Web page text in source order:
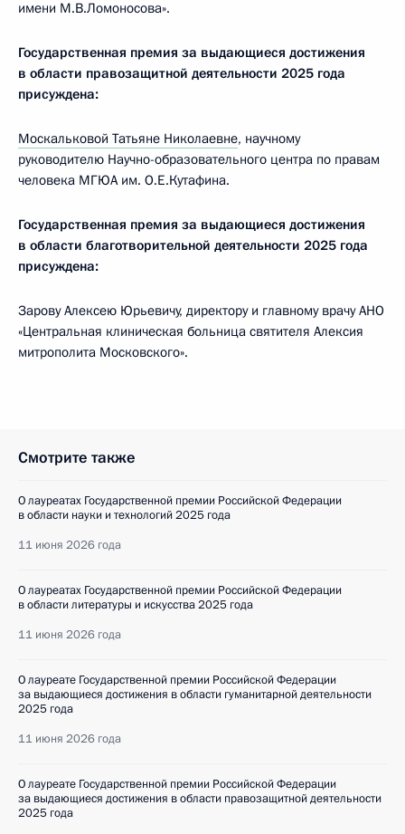
имени М.В.Ломоносова».
Государственная премия за выдающиеся достижения
в области правозащитной деятельности 2025 года
присуждена:
Москальковой Татьяне Николаевне, научному
руководителю Научно-образовательного центра по правам
человека МГЮА им. О.Е.Кутафина.
Государственная премия за выдающиеся достижения
в области благотворительной деятельности 2025 года
присуждена:
Зарову Алексею Юрьевичу, директору и главному врачу АНО
«Центральная клиническая больница святителя Алексия
митрополита Московского».
Смотрите также
О лауреатах Государственной премии Российской Федерации
в области науки и технологий 2025 года
11 июня 2026 года
О лауреатах Государственной премии Российской Федерации
в области литературы и искусства 2025 года
11 июня 2026 года
О лауреате Государственной премии Российской Федерации
за выдающиеся достижения в области гуманитарной деятельности
2025 года
11 июня 2026 года
О лауреате Государственной премии Российской Федерации
за выдающиеся достижения в области правозащитной деятельности
2025 года